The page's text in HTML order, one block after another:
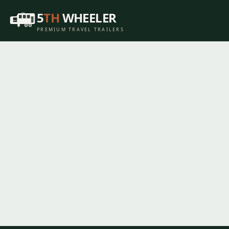
5THWHEELER
PREMIUM TRAVEL TRAILERS